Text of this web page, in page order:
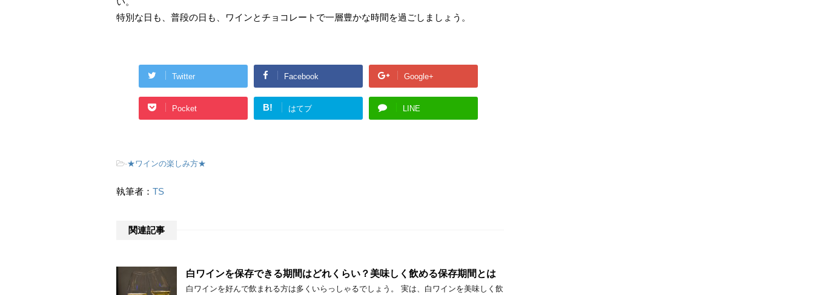
特別な日も、普段の日も、ワインとチョコレートで一層豊かな時間を過ごしましょう。
Twitter Facebook Google+
Pocket B! はてブ LINE
-★ワインの楽しみ方★
執筆者： TS
関連記事
白ワインを保存できる期間はどれくらい？美味しく飲める保存期間とは
白ワインを好んで飲まれる方は多くいらっしゃるでしょう。 実は、白ワインを美味しく飲